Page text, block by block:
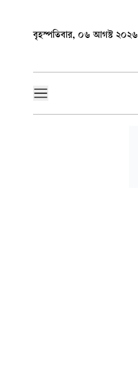
বৃহস্পতিবার, ০৬ আগস্ট ২০২৬